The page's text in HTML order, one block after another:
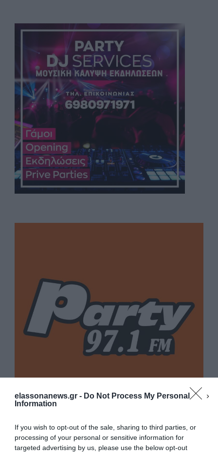
elassonanews.gr - Do Not Process My Personal
Information
If you wish to opt-out of the sale, sharing to third parties, or
processing of your personal or sensitive information for
targeted advertising by us, please use the below opt-out